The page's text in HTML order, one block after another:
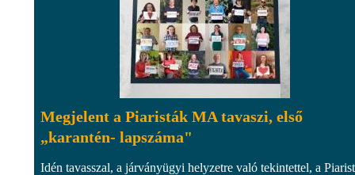
Megjelent a Piaristák MA tavaszi, első
„karantén- lapszáma"
Idén tavasszal, a járványügyi helyzetre való tekintettel, a